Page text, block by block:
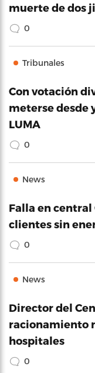
muerte de dos
0
Tribunales
Con votación
meterse desde
LUMA
0
News
Falla en central
clientes sin
0
News
Director del
racionamiento
hospitales
0